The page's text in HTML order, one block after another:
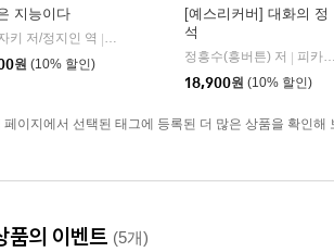
지능이다
키 저/정지인 역
심심
원 (10% 할인)
[예스리커버] 대화의 정
석
정흥수(흥버튼) 저
피카(FIKA)
18,900원 (10% 할인)
페이지에서 선택된 태그에 등록된 더 많은 상품을 확인해
품의 이벤트 (5개)